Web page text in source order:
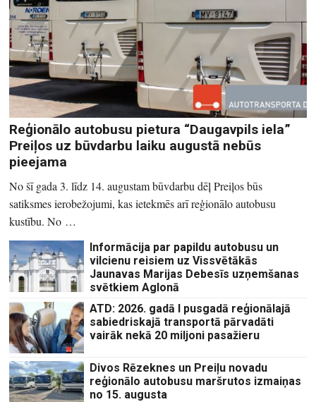
Reģionālo autobusu pietura “Daugavpils iela”
Preiļos uz būvdarbu laiku augustā nebūs
pieejama
No šī gada 3. līdz 14. augustam būvdarbu dēļ Preiļos būs
satiksmes ierobežojumi, kas ietekmēs arī reģionālo autobusu
kustību. No …
Informācija par papildu autobusu un
vilcienu reisiem uz Vissvētākās
Jaunavas Marijas Debesīs uzņemšanas
svētkiem Aglonā
ATD: 2026. gadā I pusgadā reģionālajā
sabiedriskajā transportā pārvadāti
vairāk nekā 20 miljoni pasažieru
Divos Rēzeknes un Preiļu novadu
reģionālo autobusu maršrutos izmaiņas
no 15. augusta